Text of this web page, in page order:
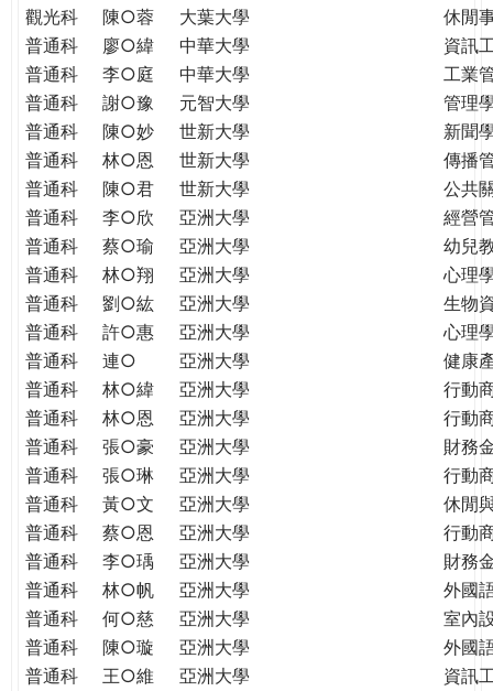
觀光科
陳○蓉 大葉大學
休閒
普通科
廖○緯 中華大學
資訊
普通科
李○庭 中華大學
工業
普通科
謝○豫 元智大學
管理
普通科
陳○妙 世新大學
新聞
普通科
林○恩 世新大學
傳播
普通科
陳○君 世新大學
公共
普通科
李○欣 亞洲大學
經營
普通科
蔡○瑜 亞洲大學
幼兒
普通科
林○翔 亞洲大學
心理
普通科
劉○紘 亞洲大學
生物
普通科
許○惠 亞洲大學
心理
普通科
連○ 亞洲大學
健康
普通科
林○緯 亞洲大學
行動
普通科
林○恩 亞洲大學
行動
普通科
張○豪 亞洲大學
財務
普通科
張○琳 亞洲大學
行動
普通科
黃○文 亞洲大學
休閒
普通科
蔡○恩 亞洲大學
行動
普通科
李○瑀 亞洲大學
財務
普通科
林○帆 亞洲大學
外國
普通科
何○慈 亞洲大學
室內
普通科
陳○璇 亞洲大學
外國
普通科
王○維 亞洲大學
資訊